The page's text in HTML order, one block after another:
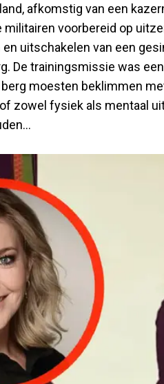
afkomstig van een
voorbereid op
uitschakelen van een
De trainingsmissie was
moesten beklimmen
zowel fysiek als mentaal